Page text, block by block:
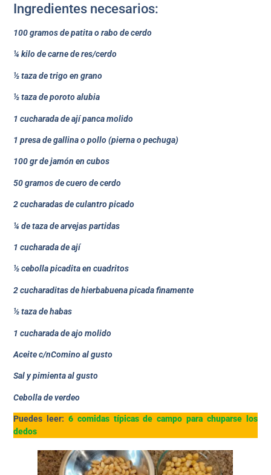
Ingredientes necesarios:
100 gramos de patita o rabo de cerdo
¼ kilo de carne de res/cerdo
½ taza de trigo en grano
½ taza de poroto alubia
1 cucharada de ají panca molido
1 presa de gallina o pollo (pierna o pechuga)
100 gr de jamón en cubos
50 gramos de cuero de cerdo
2 cucharadas de culantro picado
¼ de taza de arvejas partidas
1 cucharada de ají
½ cebolla picadita en cuadritos
2 cucharaditas de hierbabuena picada finamente
½ taza de habas
1 cucharada de ajo molido
Aceite c/nComino al gusto
Sal y pimienta al gusto
Cebolla de verdeo
Puedes leer: 6 comidas típicas de campo para chuparse los
dedos